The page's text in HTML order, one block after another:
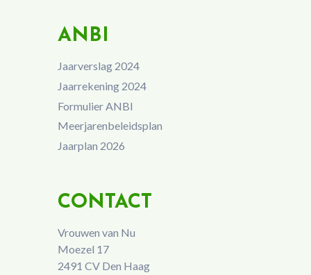
ANBI
Jaarverslag 2024
Jaarrekening 2024
Formulier ANBI
Meerjarenbeleidsplan
Jaarplan 2026
CONTACT
Vrouwen van Nu
Moezel 17
2491 CV Den Haag